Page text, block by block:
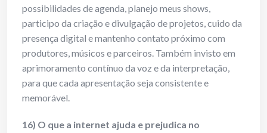
possibilidades de agenda, planejo meus shows,
participo da criação e divulgação de projetos, cuido da
presença digital e mantenho contato próximo com
produtores, músicos e parceiros. Também invisto em
aprimoramento contínuo da voz e da interpretação,
para que cada apresentação seja consistente e
memorável.
16) O que a internet ajuda e prejudica no